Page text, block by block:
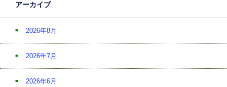
アーカイブ
2026年8月
2026年7月
2026年6月